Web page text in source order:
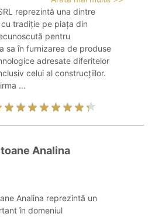
reprezintă una dintre
tradiție pe piața din
pentru
sa în furnizarea de produse
adresate diferitelor
celui al construcțiilor.
...
Analina
Analina reprezintă un
în domeniul